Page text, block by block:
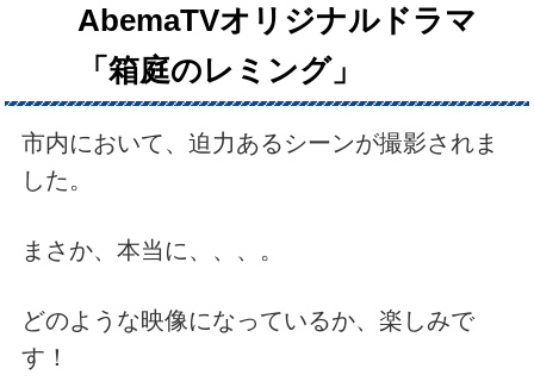
AbemaTVオリジナルドラマ
「箱庭のレミング」
市内において、迫力あるシーンが撮影されま
した。
まさか、本当に、、、。
どのような映像になっているか、楽しみで
す！